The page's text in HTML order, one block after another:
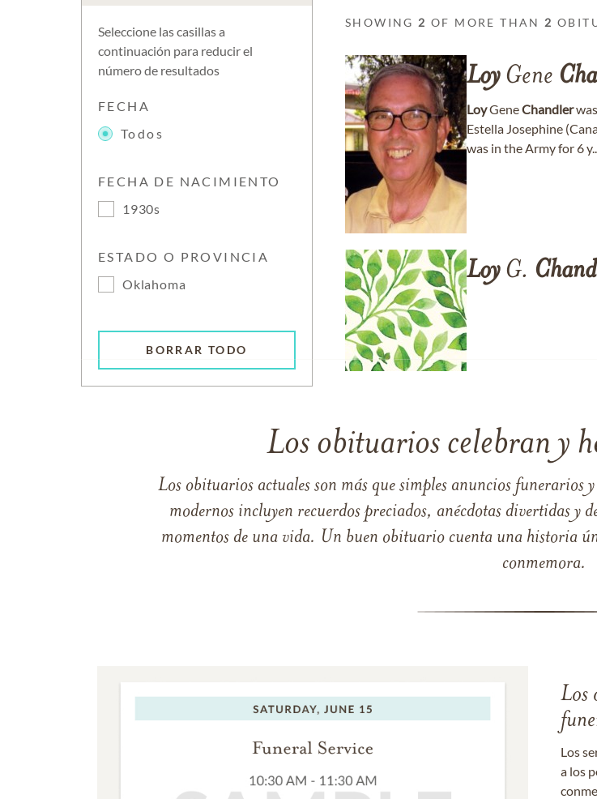
Seleccione las casillas a
continuación para reducir el
número de resultados
FECHA
Todos
FECHA DE NACIMIENTO
1930s
ESTADO O PROVINCIA
Oklahoma
BORRAR TODO
SHOWING 2 OF MORE THAN 2
LoyGene
LoyGeneChandler
Estella Josephine
was in the Army for 6
LoyG.
Los obituarios celebran y
Los obituarios actuales son más que simples anuncios
modernos incluyen recuerdos preciados, anécdotas divertidas y
momentos de una vida. Un buen obituario cuenta una historia
conmemora.
Los
Los
a los